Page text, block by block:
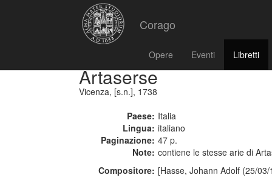
Corago
Opere Eventi Libretti
Artaserse
Vicenza, [s.n.], 1738
Paese: Italia
Lingua: italiano
Paginazione: 47 p.
Note: contiene le stesse arie di
Compositore: [Hasse, Johann Adolf (25/